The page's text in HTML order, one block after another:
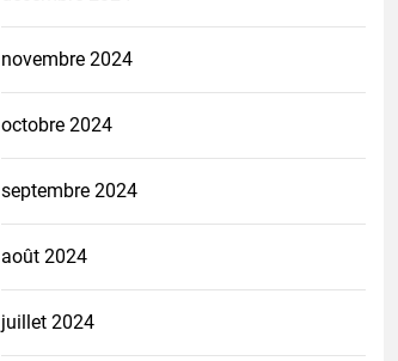
novembre 2024
octobre 2024
septembre 2024
août 2024
juillet 2024